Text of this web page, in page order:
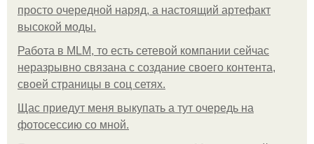
просто очередной наряд, а настоящий артефакт
высокой моды.
Работа в MLM, то есть сетевой компании сейчас
неразрывно связана с создание своего контента,
своей страницы в соц сетях.
Щас приедут меня выкупать а тут очередь на
фотосессию со мной.